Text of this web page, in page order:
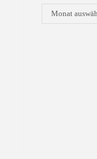
Archiv
Monat